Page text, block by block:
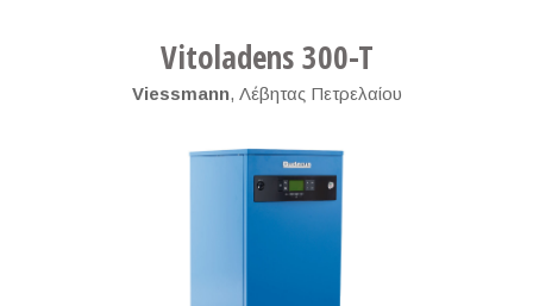
Vitoladens 300-T
Viessmann, Λέβητας Πετρελαίου